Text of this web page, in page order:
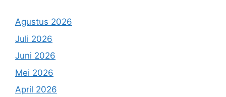
Agustus 2026
Juli 2026
Juni 2026
Mei 2026
April 2026